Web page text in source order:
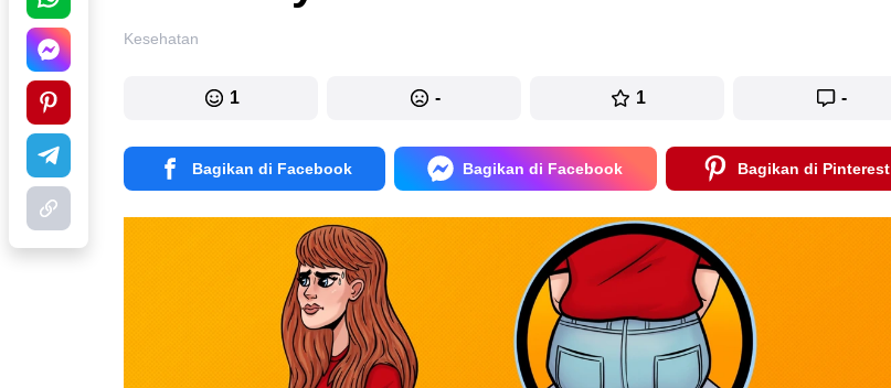
Kesehatan
1 - 1 -
Bagikan di Facebook Bagikan di Facebook Bagikan di Pinterest